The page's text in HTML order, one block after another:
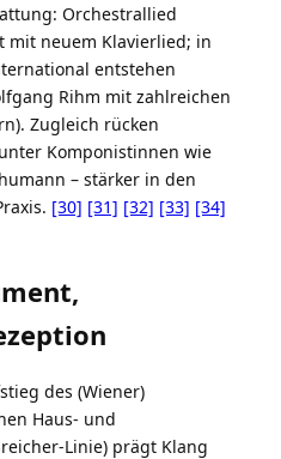
Orchestrallied
mit neuem Klavierlied; in
entstehen
Rihm mit zahlreichen
Zugleich rücken
Komponistinnen wie
– stärker in den
[30] [31] [32] [33] [34]
des (Wiener)
Haus- und
Linie) prägt Klang